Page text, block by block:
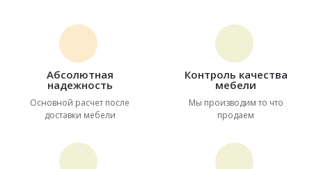
Абсолютная
надежность
Основной расчет после
доставки мебели
Контроль качества
мебели
Мы производим то что
продаем